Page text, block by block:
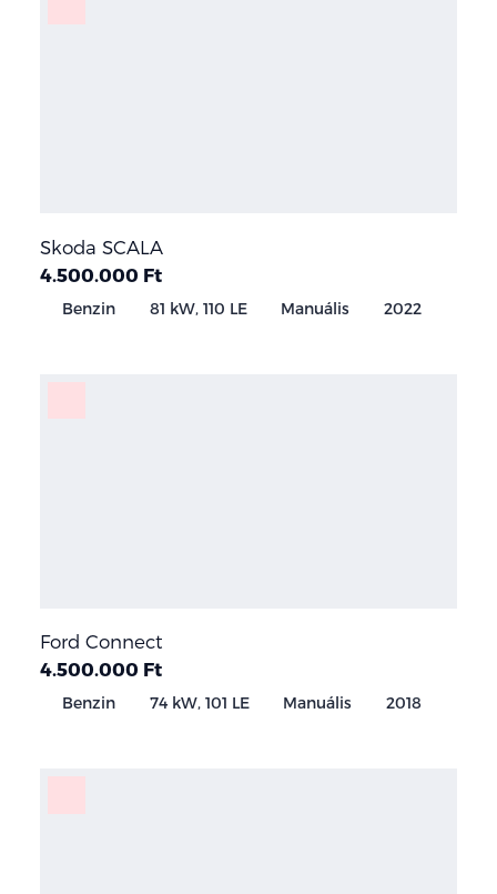
Skoda SCALA
4.500.000 Ft
Benzin 81 kW, 110 LE Manuális 2022
Ford Connect
4.500.000 Ft
Benzin 74 kW, 101 LE Manuális 2018